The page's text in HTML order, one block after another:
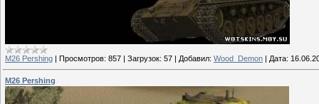
M26 Pershing Просмотров: 857 Загрузок: 57 Добавил: Wood_Demon Дата:
M26 Pershing